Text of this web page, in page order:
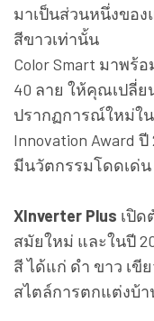
มาเป็นส่วนหนึ่งขอ
สีขาวเท่านั้น
Color Smart มาพร้
40 ลาย ให้คุณเปลี่
ปรากฏการณ์ใหม่ใ
Innovation Award
มีนวัตกรรมโดดเด่น
XInverter Plus เปิด
สมัยใหม่ และในปี
สี ได้แก่ ดำ ขาว เขี
สไตล์การตกแต่งบ้า